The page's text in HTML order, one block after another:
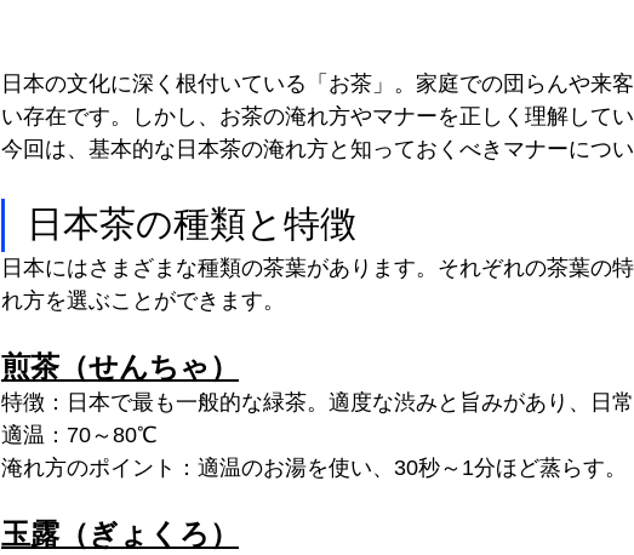
日本の文化に深く根付いている「お茶」。家庭での団らんや来
い存在です。しかし、お茶の淹れ方やマナーを正しく理解して
今回は、基本的な日本茶の淹れ方と知っておくべきマナーについ
日本茶の種類と特徴
日本にはさまざまな種類の茶葉があります。それぞれの茶葉の
れ方を選ぶことができます。
煎茶（せんちゃ）
特徴：日本で最も一般的な緑茶。適度な渋みと旨みがあり、日常
適温：70～80℃
淹れ方のポイント：適温のお湯を使い、30秒～1分ほど蒸らす。
玉露（ぎょくろ）